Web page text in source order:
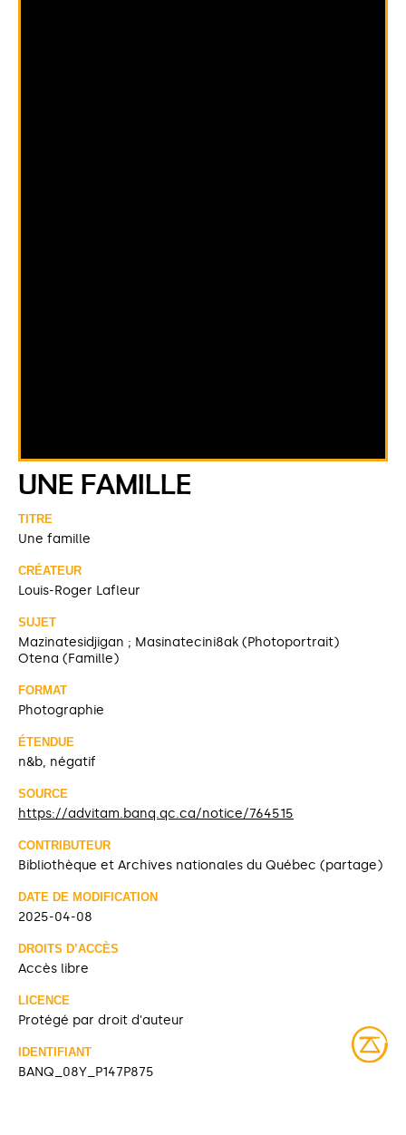
UNE FAMILLE
TITRE
Une famille
CRÉATEUR
Louis-Roger Lafleur
SUJET
Mazinatesidjigan ; Masinatecini8ak (Photoportrait)
Otena (Famille)
FORMAT
Photographie
ÉTENDUE
n&b, négatif
SOURCE
https://advitam.banq.qc.ca/notice/764515
CONTRIBUTEUR
Bibliothèque et Archives nationales du Québec (partage)
DATE DE MODIFICATION
2025-04-08
DROITS D’ACCÈS
Accès libre
LICENCE
Protégé par droit d'auteur
IDENTIFIANT
BANQ_08Y_P147P875